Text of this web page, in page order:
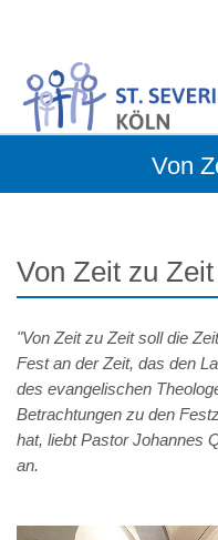
Von
Von Zeit zu
"Von Zeit zu Zeit soll die
Fest an der Zeit, das den
des evangelischen
Betrachtungen zu den
hat, liebt Pastor Johannes
an.